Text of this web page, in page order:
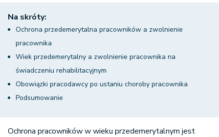
Na skróty:
Ochrona przedemerytalna pracowników a zwolnienie
pracownika
Wiek przedemerytalny a zwolnienie pracownika na
świadczeniu rehabilitacyjnym
Obowiązki pracodawcy po ustaniu choroby pracownika
Podsumowanie
Ochrona pracowników w wieku przedemerytalnym jest